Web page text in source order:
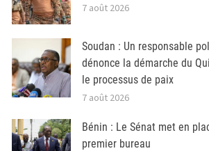
7 août 2026
Soudan : Un responsable
dénonce la démarche du
le processus de paix
7 août 2026
Bénin : Le Sénat met en
premier bureau